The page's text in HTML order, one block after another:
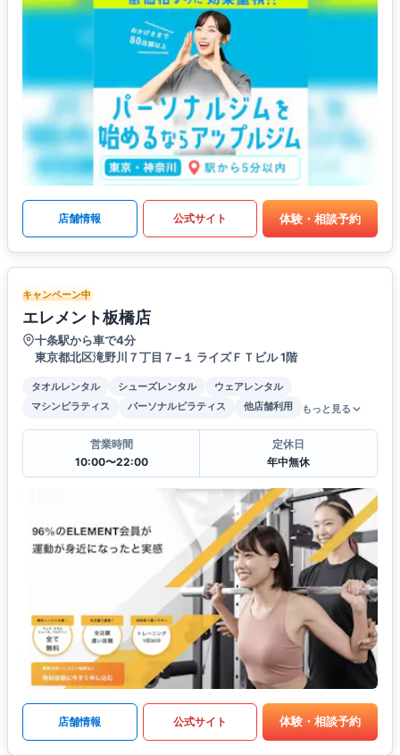
店舗情報 公式サイト 体験・相談予約
キャンペーン中
エレメント板橋店
十条駅から車で4分
東京都北区滝野川７丁目７−１ ライズＦＴビル 1階
タオルレンタル シューズレンタル
ウェアレンタル
マシンピラティス
パーソナルピラティス 他店舗利用 もっと見る
営業時間
10:00〜22:00
定休日
年中無休
店舗情報 公式サイト 体験・相談予約